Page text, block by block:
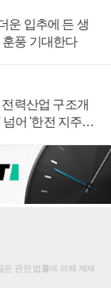
운 입추에 든 생
풍 기대한다
력산업 구조개
어 '한전 지주사'
관련 법률에 의해 제재